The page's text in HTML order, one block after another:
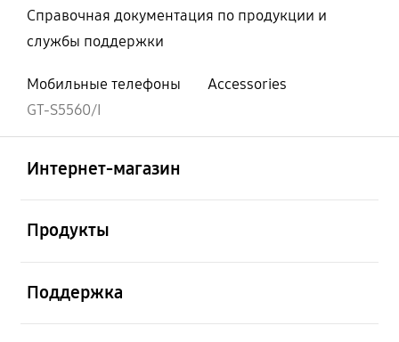
Справочная документация по продукции и
службы поддержки
Мобильные телефоны
Accessories
GT-S5560/I
Интернет-магазин
Продукты
Поддержка